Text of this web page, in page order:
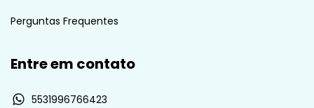
Perguntas Frequentes
Entre em contato
5531996766423